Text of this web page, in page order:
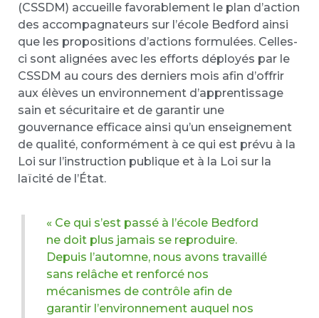
(CSSDM) accueille favorablement le plan d’action
des accompagnateurs sur l’école Bedford ainsi
que les propositions d’actions formulées. Celles-
ci sont alignées avec les efforts déployés par le
CSSDM au cours des derniers mois afin d’offrir
aux élèves un environnement d’apprentissage
sain et sécuritaire et de garantir une
gouvernance efficace ainsi qu’un enseignement
de qualité, conformément à ce qui est prévu à la
Loi sur l’instruction publique et à la Loi sur la
laïcité de l’État.
« Ce qui s’est passé à l’école Bedford
ne doit plus jamais se reproduire.
Depuis l’automne, nous avons travaillé
sans relâche et renforcé nos
mécanismes de contrôle afin de
garantir l’environnement auquel nos